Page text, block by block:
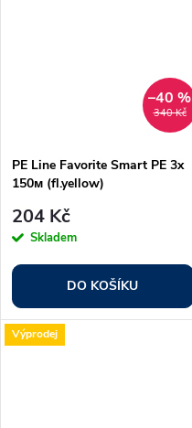
340 Kč
–40 %
PE Line Favorite Smart PE 3x
150м (fl.yellow)
204 Kč
Skladem
DO KOŠÍKU
Výprodej